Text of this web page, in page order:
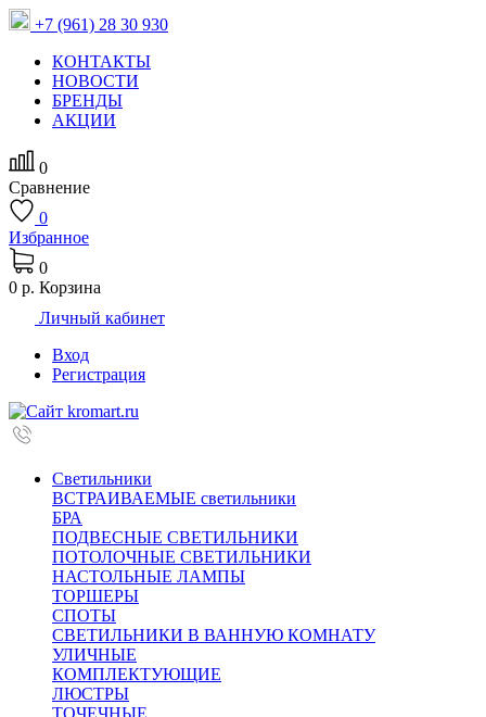
+7 (961) 28 30 930
КОНТАКТЫ
НОВОСТИ
БРЕНДЫ
АКЦИИ
0
Сравнение
0
Избранное
0
0 р. Корзина
Личный кабинет
Вход
Регистрация
Светильники
ВСТРАИВАЕМЫЕ светильники
БРА
ПОДВЕСНЫЕ СВЕТИЛЬНИКИ
ПОТОЛОЧНЫЕ СВЕТИЛЬНИКИ
НАСТОЛЬНЫЕ ЛАМПЫ
ТОРШЕРЫ
СПОТЫ
СВЕТИЛЬНИКИ В ВАННУЮ КОМНАТУ
УЛИЧНЫЕ
КОМПЛЕКТУЮЩИЕ
ЛЮСТРЫ
ТОЧЕЧНЫЕ